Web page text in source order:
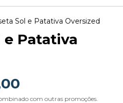
Sol e Patativa Oversized
e Patativa
com outras promoções.